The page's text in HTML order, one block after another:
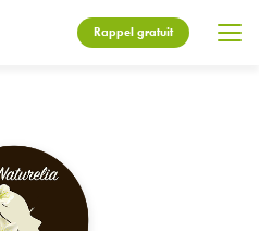
Rappel gratuit